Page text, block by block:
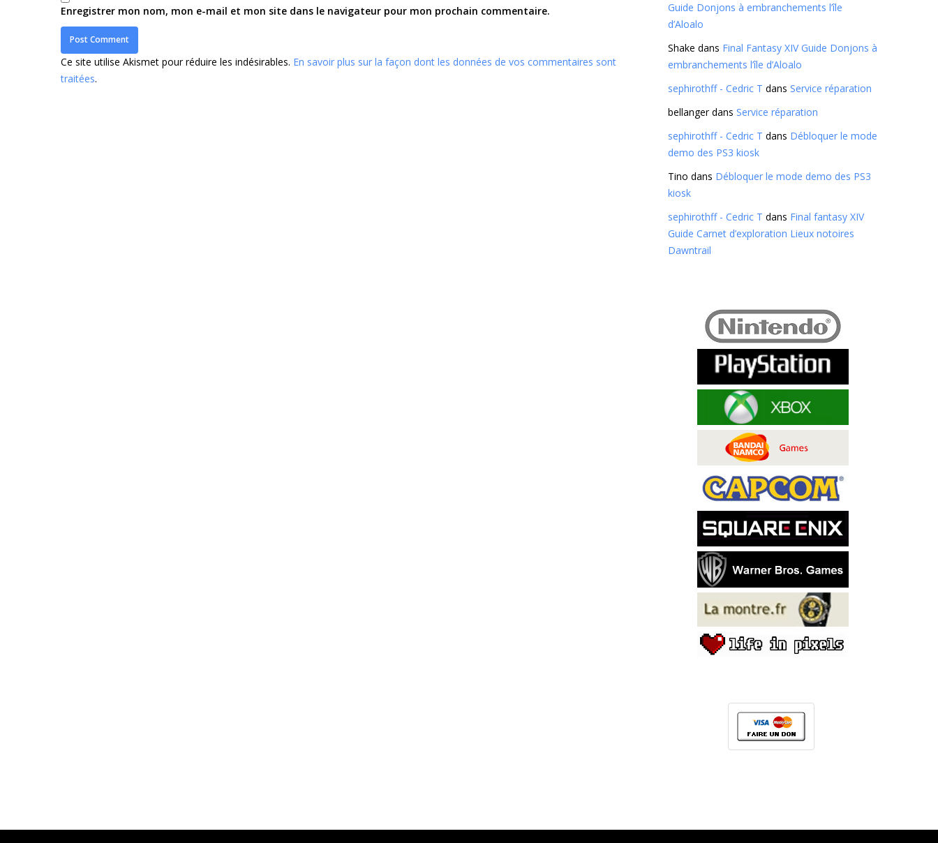
Enregistrer mon nom, mon e-mail et mon site dans le navigateur pour mon prochain commentaire.
Ce site utilise Akismet pour réduire les indésirables. En savoir plus sur la façon dont les données de vos commentaires sont
traitées.
Guide Donjons à embranchements l’île
d’Aloalo
Shake dans Final Fantasy XIV Guide Donjons à
embranchements l’île d’Aloalo
sephirothff - Cedric T dans Service réparation
bellangerdans Service réparation
sephirothff - Cedric T dans Débloquer le mode
demo des PS3 kiosk
Tino dans Débloquer le mode demo des PS3
kiosk
sephirothff - Cedric T dans Final fantasy XIV
Guide Carnet d’exploration Lieux notoires
Dawntrail